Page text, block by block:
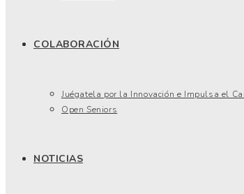
COLABORACIÓN
Juégatela por la Innovación e Impulsa el
Open Seniors
NOTICIAS